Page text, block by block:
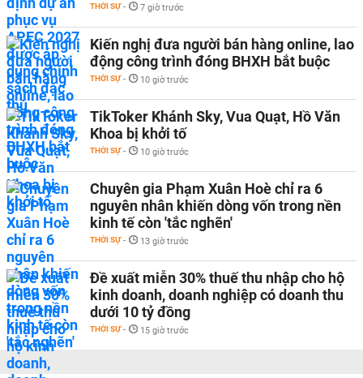
THỜI SỰ - 7 giờ trước
Kiến nghị đưa người bán hàng online, lao
động công trình đóng BHXH bắt buộc
THỜI SỰ - 10 giờ trước
TikToker Khánh Sky, Vua Quạt, Hồ Văn
Khoa bị khởi tố
THỜI SỰ - 10 giờ trước
Chuyên gia Phạm Xuân Hoè chỉ ra 6
nguyên nhân khiến dòng vốn trong nền
kinh tế còn 'tắc nghẽn'
THỜI SỰ - 13 giờ trước
Đề xuất miễn 30% thuế thu nhập cho hộ
kinh doanh, doanh nghiệp có doanh thu
dưới 10 tỷ đồng
THỜI SỰ - 15 giờ trước